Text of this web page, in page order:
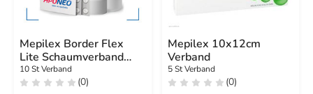
Mepilex Border Flex
Lite Schaumverband
10x10 cm
10 St Verband
(0)
Mepilex 10x12cm
Verband
5 St Verband
(0)